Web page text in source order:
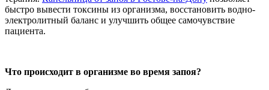
быстро вывести токсины из организма, восстановить водно-
электролитный баланс и улучшить общее самочувствие
пациента.
Что происходит в организме во время запоя?